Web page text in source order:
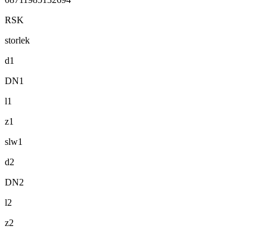
RSK
storlek
d1
DN1
l1
z1
slw1
d2
DN2
l2
z2